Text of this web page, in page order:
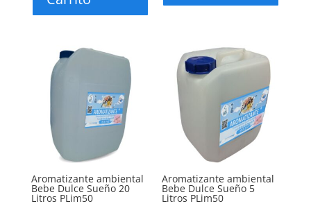
Aromatizante ambiental
Bebe Dulce Sueño 20
Litros PLim50
Aromatizante ambiental
Bebe Dulce Sueño 5
Litros PLim50